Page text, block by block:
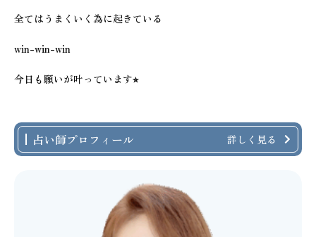
全てはうまくいく為に起きている
win-win-win
今日も願いが叶っています⭐︎
占い師プロフィール 詳しく見る